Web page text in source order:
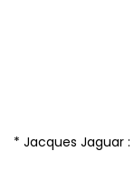
* Jacques Jaguar